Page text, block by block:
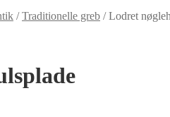
/Traditionelle greb /Lodret